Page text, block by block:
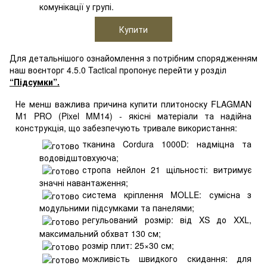
комунікації у групі.
Купити
Для детальнішого ознайомлення з потрібним спорядженням
наш воєнторг 4.5.0 Tactical пропонує перейти у розділ
“Підсумки”.
Не менш важлива причина купити плитоноску FLAGMAN
M1 PRO (Pixel MM14) - якісні матеріали та надійна
конструкція, що забезпечують тривале використання:
тканина Cordura 1000D: надміцна та
водовідштовхуюча;
стропа нейлон 21 щільності: витримує
значні навантаження;
система кріплення MOLLE: сумісна з
модульними підсумками та панелями;
регульований розмір: від XS до XXL,
максимальний обхват 130 см;
розмір плит: 25×30 см;
можливість швидкого скидання: для